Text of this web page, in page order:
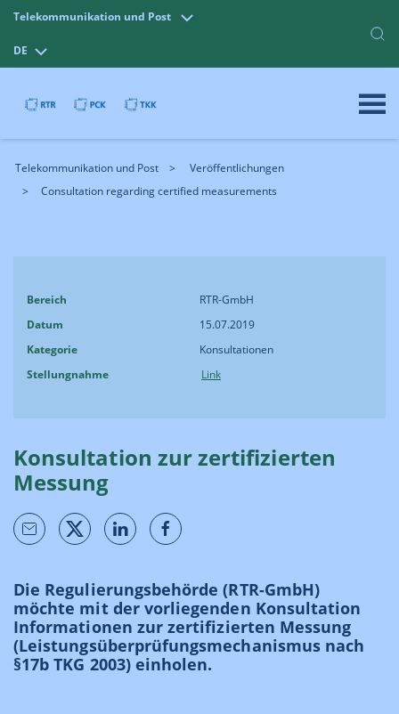
Telekommunikation und Post
DE
Telekommunikation und Post
Veröffentlichungen
Consultation regarding certified measurements
Bereich
RTR-GmbH
Datum
15.07.2019
Kategorie
Konsultationen
Stellungnahme
Link
Konsultation zur zertifizierten
Messung
Die Regulierungsbehörde (RTR-GmbH)
möchte mit der vorliegenden Konsultation
Informationen zur zertifizierten Messung
(Leistungsüberprüfungsmechanismus nach
§17b TKG 2003) einholen.